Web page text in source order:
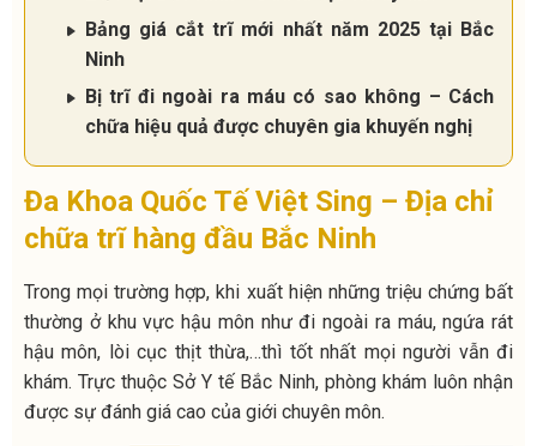
Bảng giá cắt trĩ mới nhất năm 2025 tại Bắc
Ninh
Bị trĩ đi ngoài ra máu có sao không – Cách
chữa hiệu quả được chuyên gia khuyến nghị
Đa Khoa Quốc Tế Việt Sing – Địa chỉ
chữa trĩ hàng đầu Bắc Ninh
Trong mọi trường hợp, khi xuất hiện những triệu chứng bất
thường ở khu vực hậu môn như đi ngoài ra máu, ngứa rát
hậu môn, lòi cục thịt thừa,…thì tốt nhất mọi người vẫn đi
khám. Trực thuộc Sở Y tế Bắc Ninh, phòng khám luôn nhận
được sự đánh giá cao của giới chuyên môn.